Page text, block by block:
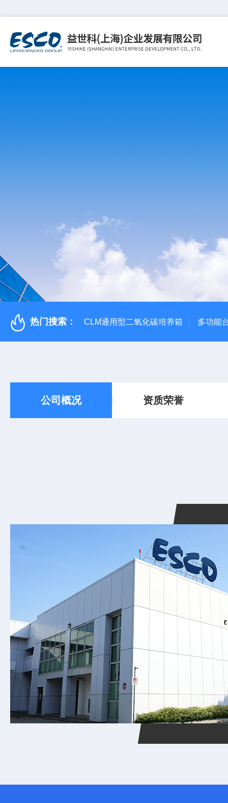
热门搜索： CLM通用型二氧化碳培养箱 多功能
公司概况 资质荣誉